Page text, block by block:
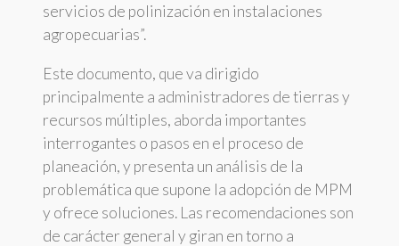
servicios de polinización en instalaciones
agropecuarias”.
Este documento, que va dirigido
principalmente a administradores de tierras y
recursos múltiples, aborda importantes
interrogantes o pasos en el proceso de
planeación, y presenta un análisis de la
problemática que supone la adopción de MPM
y ofrece soluciones. Las recomendaciones son
de carácter general y giran en torno a